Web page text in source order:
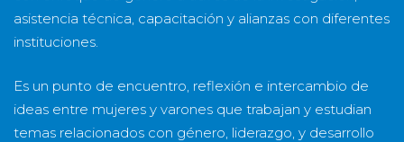
asistencia técnica, capacitación y alianzas con diferentes
instituciones.
Es un punto de encuentro, reflexión e intercambio de
ideas entre mujeres y varones que trabajan y estudian
temas relacionados con género, liderazgo, y desarrollo